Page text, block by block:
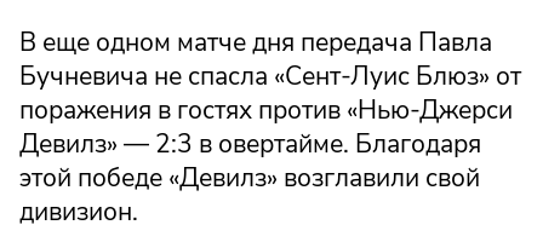
В еще одном матче дня передача Павла
Бучневича не спасла «Сент-Луис Блюз» от
поражения в гостях против «Нью-Джерси
Девилз» — 2:3 в овертайме. Благодаря
этой победе «Девилз» возглавили свой
дивизион.